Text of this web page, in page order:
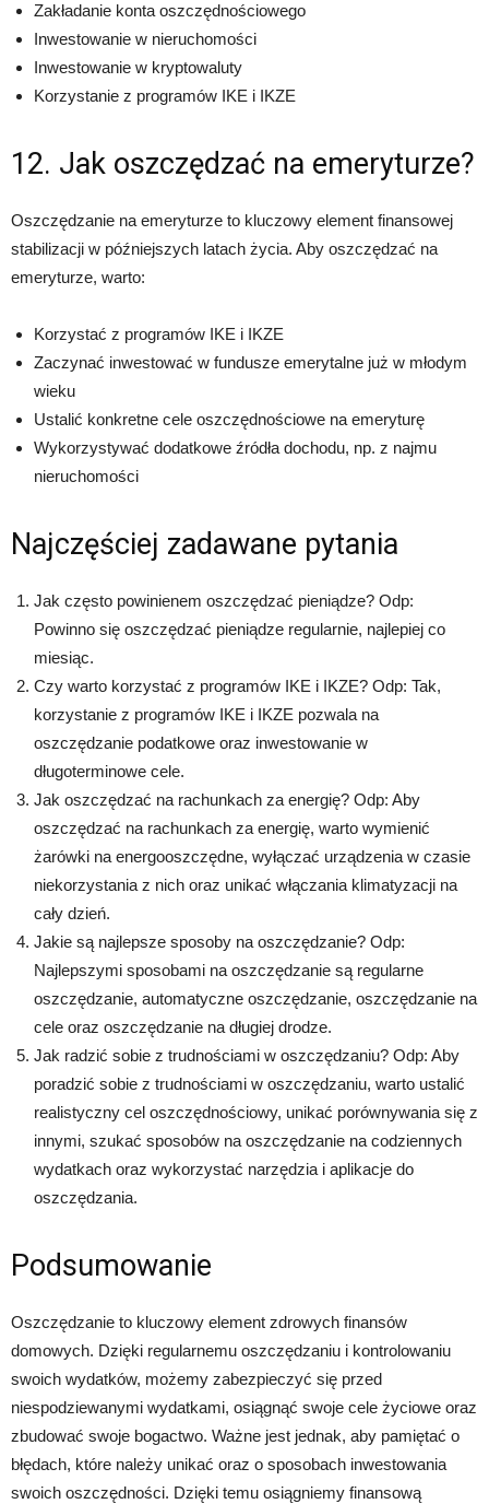
Zakładanie konta oszczędnościowego
Inwestowanie w nieruchomości
Inwestowanie w kryptowaluty
Korzystanie z programów IKE i IKZE
12. Jak oszczędzać na emeryturze?
Oszczędzanie na emeryturze to kluczowy element finansowej
stabilizacji w późniejszych latach życia. Aby oszczędzać na
emeryturze, warto:
Korzystać z programów IKE i IKZE
Zaczynać inwestować w fundusze emerytalne już w młodym
wieku
Ustalić konkretne cele oszczędnościowe na emeryturę
Wykorzystywać dodatkowe źródła dochodu, np. z najmu
nieruchomości
Najczęściej zadawane pytania
Jak często powinienem oszczędzać pieniądze? Odp:
Powinno się oszczędzać pieniądze regularnie, najlepiej co
miesiąc.
Czy warto korzystać z programów IKE i IKZE? Odp: Tak,
korzystanie z programów IKE i IKZE pozwala na
oszczędzanie podatkowe oraz inwestowanie w
długoterminowe cele.
Jak oszczędzać na rachunkach za energię? Odp: Aby
oszczędzać na rachunkach za energię, warto wymienić
żarówki na energooszczędne, wyłączać urządzenia w czasie
niekorzystania z nich oraz unikać włączania klimatyzacji na
cały dzień.
Jakie są najlepsze sposoby na oszczędzanie? Odp:
Najlepszymi sposobami na oszczędzanie są regularne
oszczędzanie, automatyczne oszczędzanie, oszczędzanie na
cele oraz oszczędzanie na długiej drodze.
Jak radzić sobie z trudnościami w oszczędzaniu? Odp: Aby
poradzić sobie z trudnościami w oszczędzaniu, warto ustalić
realistyczny cel oszczędnościowy, unikać porównywania się z
innymi, szukać sposobów na oszczędzanie na codziennych
wydatkach oraz wykorzystać narzędzia i aplikacje do
oszczędzania.
Podsumowanie
Oszczędzanie to kluczowy element zdrowych finansów
domowych. Dzięki regularnemu oszczędzaniu i kontrolowaniu
swoich wydatków, możemy zabezpieczyć się przed
niespodziewanymi wydatkami, osiągnąć swoje cele życiowe oraz
zbudować swoje bogactwo. Ważne jest jednak, aby pamiętać o
błędach, które należy unikać oraz o sposobach inwestowania
swoich oszczędności. Dzięki temu osiągniemy finansową